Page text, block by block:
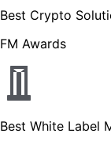
Best Crypto
FM Awards
Best White Label